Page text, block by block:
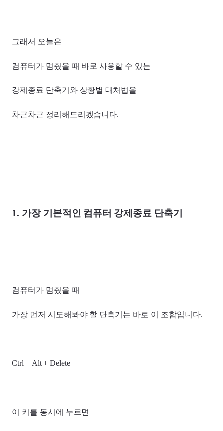
그래서 오늘은
컴퓨터가 멈췄을 때 바로 사용할 수 있는
강제종료 단축기와 상황별 대처법을
차근차근 정리해드리겠습니다.
1. 가장 기본적인 컴퓨터 강제종료 단축기
컴퓨터가 멈췄을 때
가장 먼저 시도해봐야 할 단축기는 바로 이 조합입니다.
Ctrl + Alt + Delete
이 키를 동시에 누르면